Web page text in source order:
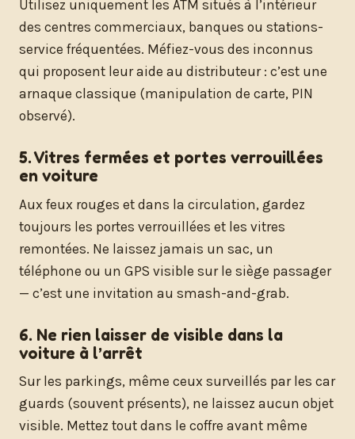
Utilisez uniquement les ATM situés à l’intérieur
des centres commerciaux, banques ou stations-
service fréquentées. Méfiez-vous des inconnus
qui proposent leur aide au distributeur : c’est une
arnaque classique (manipulation de carte, PIN
observé).
5. Vitres fermées et portes verrouillées
en voiture
Aux feux rouges et dans la circulation, gardez
toujours les portes verrouillées et les vitres
remontées. Ne laissez jamais un sac, un
téléphone ou un GPS visible sur le siège passager
— c’est une invitation au smash-and-grab.
6. Ne rien laisser de visible dans la
voiture à l’arrêt
Sur les parkings, même ceux surveillés par les car
guards (souvent présents), ne laissez aucun objet
visible. Mettez tout dans le coffre avant même